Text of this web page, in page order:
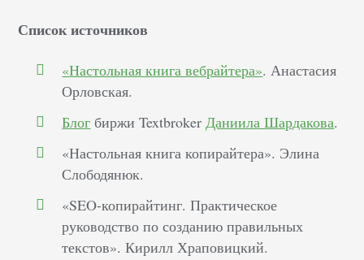
Список источников
«Настольная книга вебрайтера». Анастасия
Орловская.
Блог биржи TextbrokerДаниила Шардакова.
«Настольная книга копирайтера». Элина
Слободянюк.
«SEO-копирайтинг. Практическое
руководство по созданию правильных
текстов». Кирилл Храповицкий.